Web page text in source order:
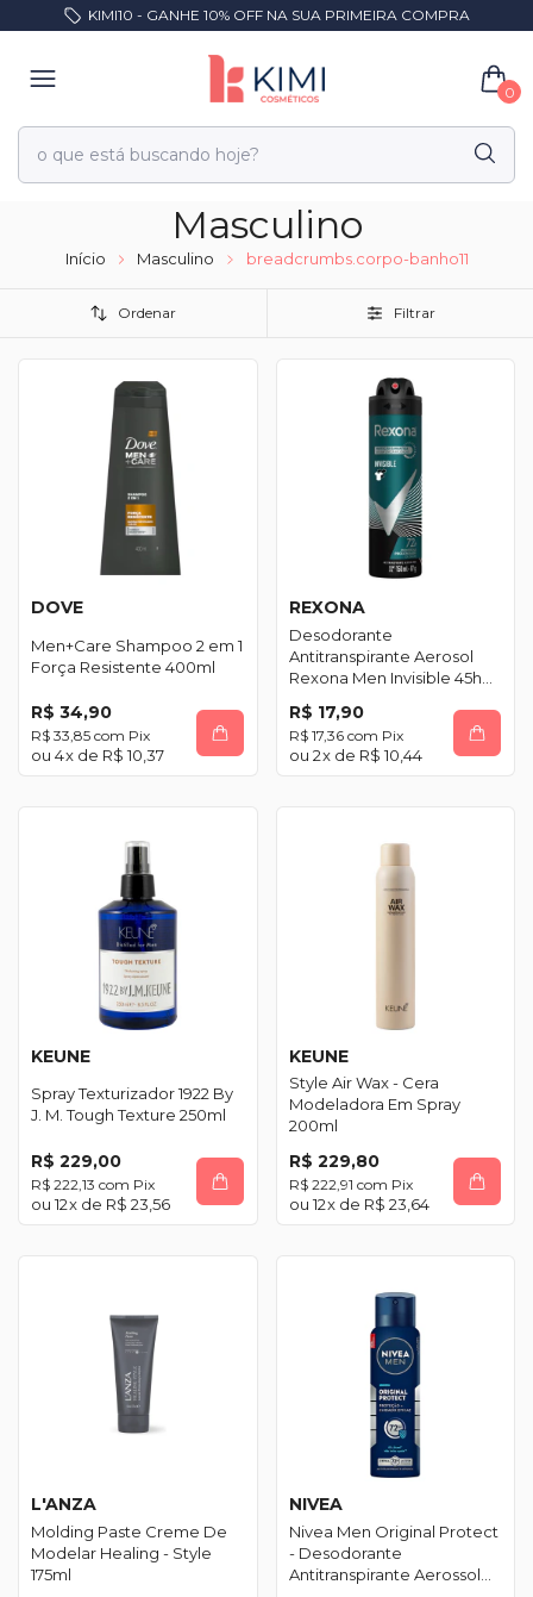
KIMI10 - GANHE 10% OFF NA SUA PRIMEIRA COMPRA
0
Masculino
Início Masculino breadcrumbs.corpo-banho11
Ordenar Filtrar
DOVE
Men+Care Shampoo 2 em 1
Força Resistente 400ml
R$ 34,90
R$ 33,85 com Pix
4x de R$ 10,37
REXONA
Desodorante
Antitranspirante Aerosol
Rexona Men Invisible 45h
R$ 17,90
R$ 17,36 com Pix
2x de R$ 10,44
KEUNE
Spray Texturizador 1922 By
J. M. Tough Texture 250ml
R$ 229,00
R$ 222,13 com Pix
12x de R$ 23,56
KEUNE
Style Air Wax - Cera
Modeladora Em Spray
200ml
R$ 229,80
R$ 222,91 com Pix
12x de R$ 23,64
L'ANZA
Molding Paste Creme De
Modelar Healing - Style
175ml
NIVEA
Nivea Men Original Protect
- Desodorante
Antitranspirante Aerossol